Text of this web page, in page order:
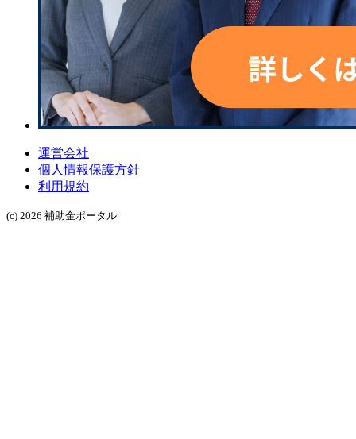
運営会社
個人情報保護方針
利用規約
(c) 2026 補助金ポータル